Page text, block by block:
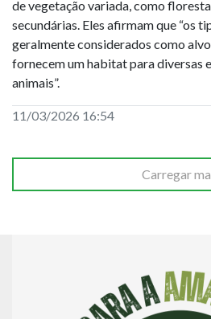
de vegetação variada, como
secundárias. Eles afirmam que “os
geralmente considerados como
fornecem um habitat para diversas
animais”.
11/03/2026 16:54
Carregar